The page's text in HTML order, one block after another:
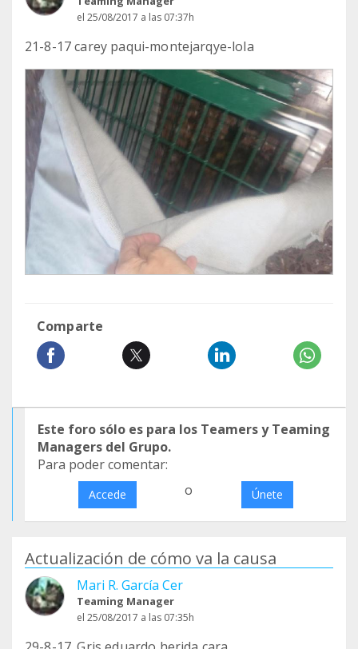
el 25/08/2017 a las 07:37h
21-8-17 carey paqui-montejarqye-lola
Comparte
Este foro sólo es para los Teamers y Teaming
Managers del Grupo.
Para poder comentar:
Accede o Únete
Actualización de cómo va la causa
Mari R. García Cer
Teaming Manager
el 25/08/2017 a las 07:35h